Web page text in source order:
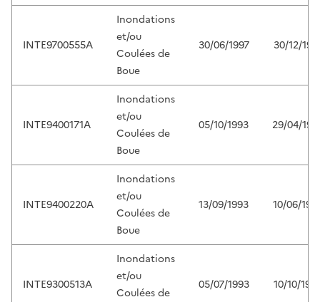
INTE9700555A
Inondations
et/ou
Coulées de
Boue
30/06/1997 30/12/
INTE9400171A
Inondations
et/ou
Coulées de
Boue
05/10/1993 29/04/
INTE9400220A
Inondations
et/ou
Coulées de
Boue
13/09/1993 10/06/
INTE9300513A
Inondations
et/ou
Coulées de
05/07/1993 10/10/